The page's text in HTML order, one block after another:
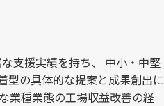
支援実績を持ち、 中小・中堅
型の具体的な提案と成果創出に
業種業態の工場収益改善の経